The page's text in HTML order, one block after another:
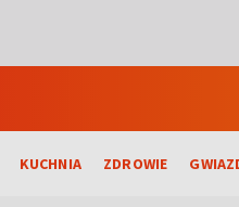
KUCHNIA ZDROWIE